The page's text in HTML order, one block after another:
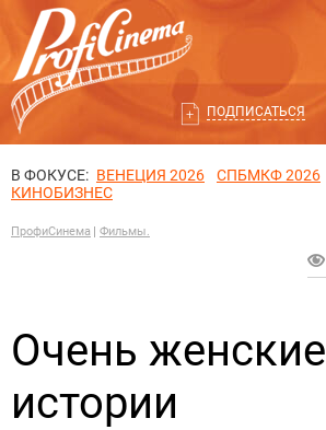
ПОДПИСАТЬСЯ
В ФОКУСЕ: ВЕНЕЦИЯ 2026 СПБМКФ 2026
КИНОБИЗНЕС
ПрофиСинема Фильмы.
Очень женские
истории